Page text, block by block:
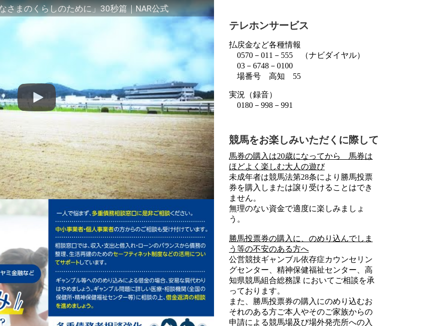
さまのくらしのために」30秒篇｜NAR公式
テレホンサービス
払戻金など各種情報
0570－011－555 （ナビダイヤル）
03－6748－0100
場番号 高知 55
実況（録音）
0180－998－991
競馬をお楽しみいただくに際して
馬券の購入は20歳になってから 馬券は
ほどよく楽しむ大人の遊び
未成年者は競馬法第28条により勝馬投票
券を購入しまたは譲り受けることはでき
ません。
無理のない資金で適度に楽しみましょ
う。
勝馬投票券の購入に、のめり込んでしま
う等の不安のある方へ
公営競技ギャンブル依存症カウンセリン
グセンター、精神保健福祉センター、高
知県競馬組合総務課 においてご相談を承
っております。
また、勝馬投票券の購入にのめり込むお
それのある方ご本人やそのご家族からの
申請による競馬場及び場外発売所への入